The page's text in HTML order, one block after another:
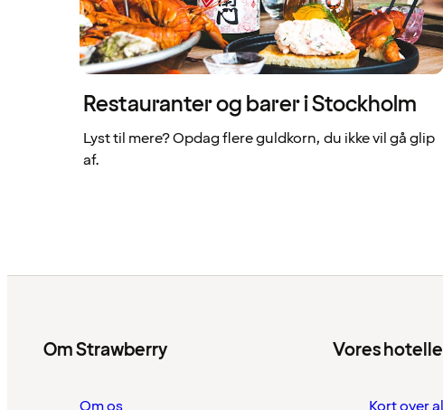
Restauranter og barer i Stockholm
Lyst til mere? Opdag flere guldkorn, du ikke vil gå glip
af.
Om Strawberry Vores